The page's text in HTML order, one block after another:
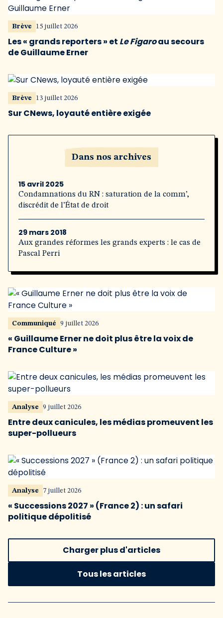
Brève 15 juillet 2026
Les « grands reporters » et Le Figaroau secours
de Guillaume Erner
Brève 13 juillet 2026
Sur CNews, loyauté entière exigée
Dans nos archives
15 avril 2025
Condamnations du RN : saturation de la comm’,
discrédit de l’État de droit
29 mars 2018
Aux grandes réformes les grands experts : le cas de
Pascal Perri
Communiqué 9 juillet 2026
« Guillaume Erner ne doit plus être la voix de
France Culture »
Analyse 9 juillet 2026
Entre deux canicules, les médias promeuvent les
super-pollueurs
Analyse 7 juillet 2026
« Successions 2027 » (France 2) : un safari
politique dépolitisé
Charger plus d'articles
Tous les articles